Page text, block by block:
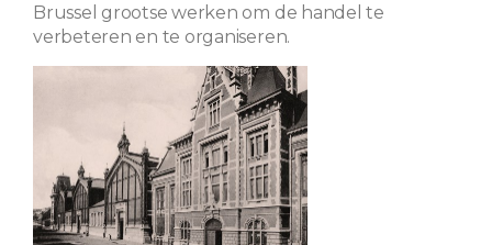
Brussel grootse werken om de handel te
verbeteren en te organiseren.